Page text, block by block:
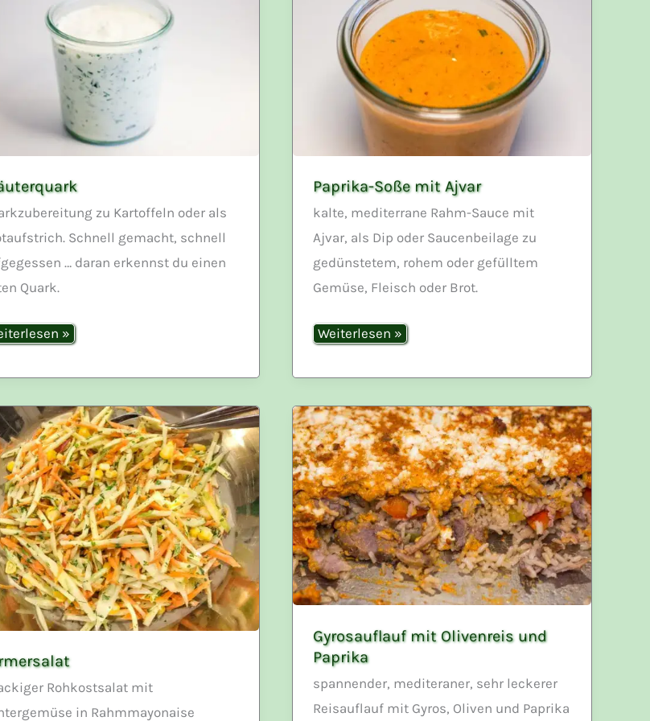
zu Kartoffeln oder als
Schnell gemacht, schnell
… daran erkennst du einen
Quark.
»
Paprika-Soße mit Ajvar
kalte, mediterrane Rahm-Sauce mit
Ajvar, als Dip oder Saucenbeilage zu
gedünstetem, rohem oder gefülltem
Gemüse, Fleisch oder Brot.
Paprika-
Soße
Weiterlesen »
Rohkostsalat mit
in Rahmmayonaise
Gyrosauflauf mit Olivenreis und
Paprika
spannender, mediteraner, sehr leckerer
Reisauflauf mit Gyros, Oliven und Paprika